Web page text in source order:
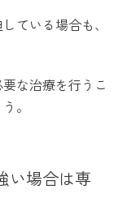
ている場合も、
な治療を行うこ
。
い場合は専